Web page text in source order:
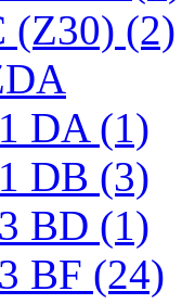
(Z30) (2)
DA (1)
DB (3)
BD (1)
BF (24)